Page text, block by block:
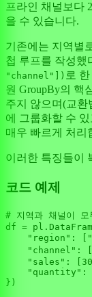
프라인 채널보다
을 수 있습니다.
기존에는 지역별
첩 루프를 작성했
"channel"]) 로
원 GroupBy의 핵
주지 않으며(교환
에 그룹화할 수
매우 빠르게 처리
이러한 특징들이
코드 예제
# 지역과 채널이 모
df =
"region" : [
"channel" : [
"sales" : [
"quantity" :
})